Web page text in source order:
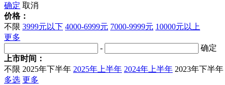
确定 取消
价格：
不限 3999元以下 4000-6999元 7000-9999元 10000元以上
更多
-
确定
上市时间：
不限 2025年下半年 2025年上半年 2024年上半年 2023年下半年
多选 更多